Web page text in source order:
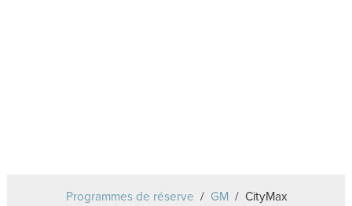
Programmes de réserve GM CityMax